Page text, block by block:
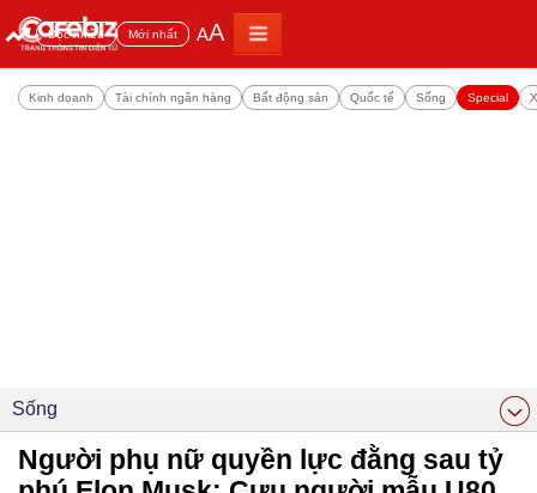
Đọc nhiều Mới nhất AA
Kinh doanh Tài chính ngân hàng Bất động sản Quốc tế Sống Special
Sống
Người phụ nữ quyền lực đằng sau tỷ